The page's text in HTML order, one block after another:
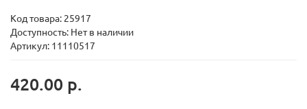
Код товара: 25917
Доступность: Нет в наличии
Артикул: 11110517
420.00 р.